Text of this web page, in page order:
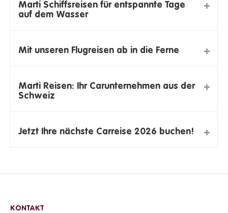
Marti Schiffsreisen für entspannte Tage
auf dem Wasser
Mit unseren Flugreisen ab in die Ferne
Marti Reisen: Ihr Carunternehmen aus der
Schweiz
Jetzt Ihre nächste Carreise 2026 buchen!
KONTAKT